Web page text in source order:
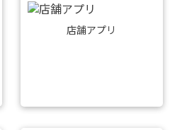
店舗アプリ